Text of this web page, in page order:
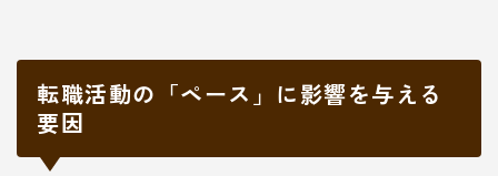
転職活動の「ペース」に影響を与える
要因